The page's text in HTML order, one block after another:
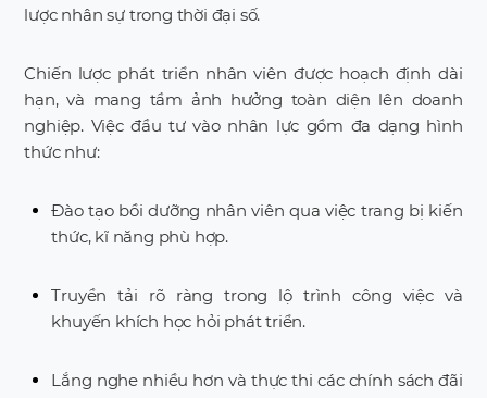
lược nhân sự trong thời đại số.
Chiến lược phát triển nhân viên được hoạch định dài
hạn, và mang tầm ảnh hưởng toàn diện lên doanh
nghiệp. Việc đầu tư vào nhân lực gồm đa dạng hình
thức như:
Đào tạo bồi dưỡng nhân viên qua việc trang bị kiến
thức, kĩ năng phù hợp.
Truyền tải rõ ràng trong lộ trình công việc và
khuyến khích học hỏi phát triển.
Lắng nghe nhiều hơn và thực thi các chính sách đãi